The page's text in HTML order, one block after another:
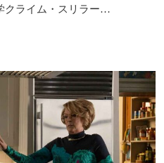
クライム・スリラー…